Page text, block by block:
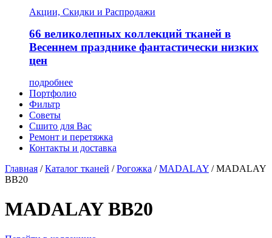
Акции, Скидки и Распродажи
66 великолепных коллекций тканей в
Весеннем празднике фантастически низких
цен
подробнее
Портфолио
Фильтр
Советы
Сшито для Вас
Ремонт и перетяжка
Контакты и доставка
Главная / Каталог тканей / Рогожка / MADALAY / MADALAY
BB20
MADALAY BB20